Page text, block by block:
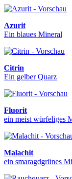
Azurit
Ein blaues Mineral
Citrin
Ein gelber Quarz
Fluorit
ein meist würfeliges
Malachit
ein smaragdgrünes